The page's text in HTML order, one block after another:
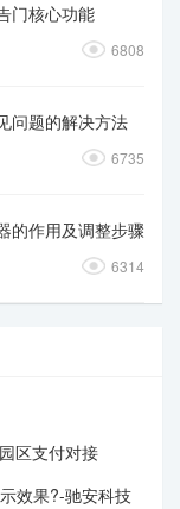
门核心功能
6808
问题的解决方法
6735
的作用及调整步骤
6314
区支付对接
效果?-驰安科技